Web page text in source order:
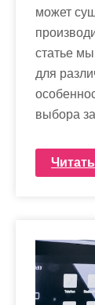
может
статье
для
выбора